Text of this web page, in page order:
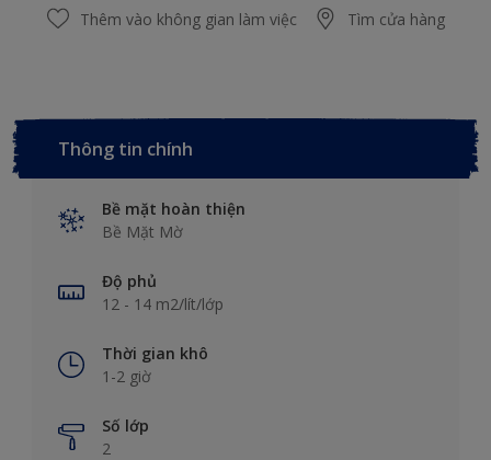
Thêm vào không gian làm việc Tìm cửa hàng
Thông tin chính
Bề mặt hoàn thiện
Bề Mặt Mờ
Độ phủ
12 - 14 m2/lít/lớp
Thời gian khô
1-2 giờ
Số lớp
2